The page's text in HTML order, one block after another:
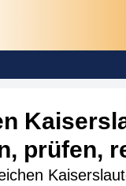
prüfen,